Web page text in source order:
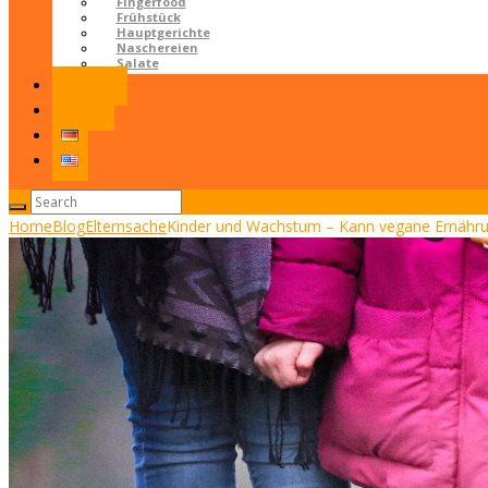
Frühstück
Hauptgerichte
Naschereien
Salate
HomeBlogElternsacheKinder und Wachstum – Kann vegane